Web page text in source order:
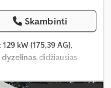
Skambinti
129 kW (175,39 AG),
dyzelinas, didžiausias
, spalva:kitas, vairuotojo